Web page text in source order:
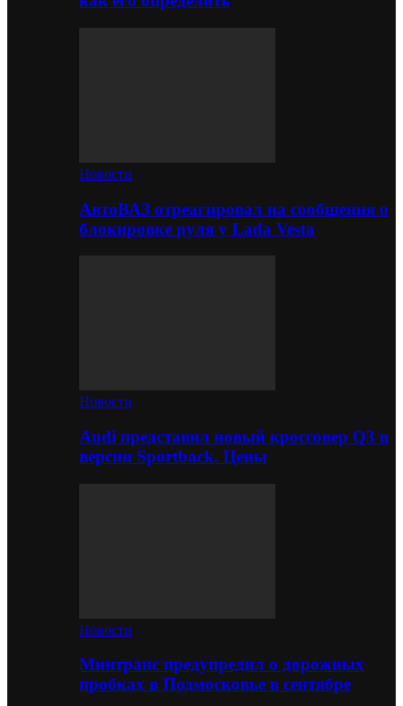
Новости
АвтоВАЗ отреагировал на сообщения о
блокировке руля у Lada Vesta
Новости
Audi представил новый кроссовер Q3 в
версии Sportback. Цены
Новости
Минтранс предупредил о дорожных
пробках в Подмосковье в сентябре